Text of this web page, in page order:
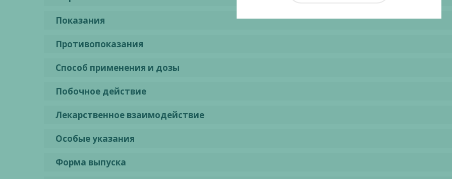
Показания
Противопоказания
Способ применения и дозы
Побочное действие
Лекарственное взаимодействие
Особые указания
Форма выпуска